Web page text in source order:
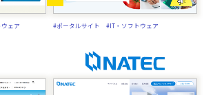
ェア #ポータルサイト #IT・ソフトウェア